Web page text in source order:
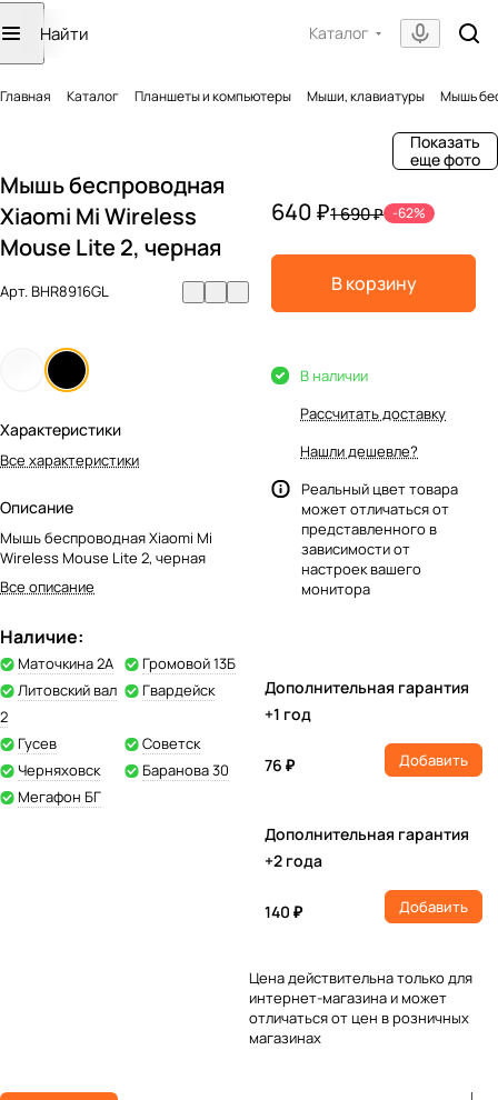
Каталог
Главная Каталог Планшеты и компьютеры Мыши, клавиатуры Мышь
Показать
еще фото
Мышь беспроводная
Xiaomi Mi Wireless
Mouse Lite 2, черная
Арт.BHR8916GL
Характеристики
Все характеристики
Описание
Мышь беспроводная Xiaomi Mi
Wireless Mouse Lite 2, черная
Все описание
Наличие:
Маточкина 2А
Громовой 13Б
Литовский вал
2
Гвардейск
Гусев
Советск
Черняховск
Баранова 30
Мегафон БГ
640 ₽1 690 ₽ -62%
В корзину
В наличии
Рассчитать доставку
Нашли дешевле?
Реальный цвет товара
может отличаться от
представленного в
зависимости от
настроек вашего
монитора
Дополнительная гарантия
+1 год
76 ₽ Добавить
Дополнительная гарантия
+2 года
140 ₽ Добавить
Цена действительна только для
интернет-магазина и может
отличаться от цен в розничных
магазинах